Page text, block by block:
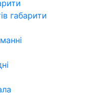
габарити